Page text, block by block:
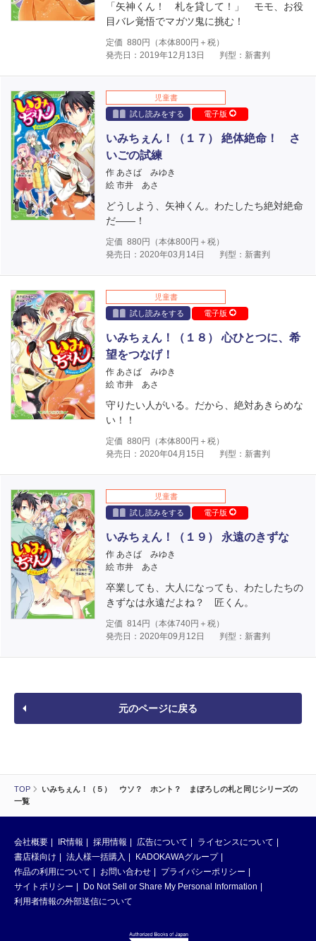
TOP
いみちぇん！（５） ウソ？ ホント？ まぼろしの札と同じシリーズの
一覧
「矢神くん！ 札を貸して！」 モモ、お役
目バレ覚悟でマガツ鬼に挑む！
定価 880円（本体800円＋税）
発売日：2019年12月13日
判型：新書判
児童書
試し読みをする
電子版
いみちぇん！（１７） 絶体絶命！ さ
いごの試練
作 あさば みゆき
絵 市井 あさ
どうしよう、矢神くん。わたしたち絶対絶命
だ――！
定価 880円（本体800円＋税）
発売日：2020年03月14日
判型：新書判
児童書
試し読みをする
電子版
いみちぇん！（１８） 心ひとつに、希
望をつなげ！
作 あさば みゆき
絵 市井 あさ
守りたい人がいる。だから、絶対あきらめな
い！！
定価 880円（本体800円＋税）
発売日：2020年04月15日
判型：新書判
児童書
試し読みをする
電子版
いみちぇん！（１９） 永遠のきずな
作 あさば みゆき
絵 市井 あさ
卒業しても、大人になっても、わたしたちの
きずなは永遠だよね？ 匠くん。
定価 814円（本体740円＋税）
発売日：2020年09月12日
判型：新書判
元のページに戻る
会社概要 IR情報 採用情報 広告について
ライセンスについて
書店様向け
法人様一括購入
KADOKAWAグループ
作品の利用について
お問い合わせ
プライバシーポリシー
サイトポリシー
Do Not Sell or Share My Personal Information
利用者情報の外部送信について